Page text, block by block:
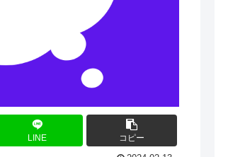
LINE コピー